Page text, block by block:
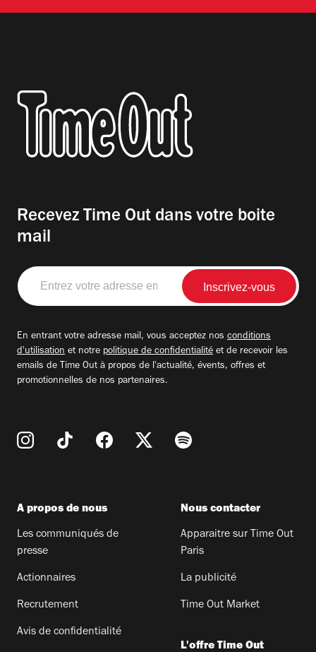
Recevez Time Out dans votre boite
mail
Entrez
votre
adresse
En entrant votre adresse mail, vous acceptez nos conditions
d'utilisation et notre politique de confidentialité et de recevoir les
emails de Time Out à propos de l'actualité, évents, offres et
promotionnelles de nos partenaires.
A propos de nous
Les communiqués de
presse
Actionnaires
Recrutement
Avis de confidentialité
Nous contacter
Apparaitre sur Time Out
Paris
La publicité
Time Out Market
L'offre Time Out